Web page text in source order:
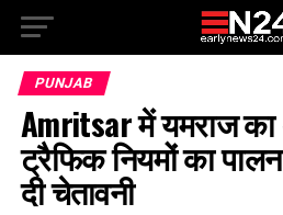
PUNJAB
Amritsar में यमराज
ट्रैफिक नियमों का
दी चेतावनी